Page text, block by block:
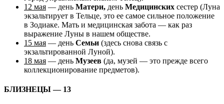
12 мая — день Матери, день Медицинских сестер (Луна
экзальтирует в Тельце, это ее самое сильное положение
в Зодиаке. Мать и медицинская забота — как раз
выражение Луны в нашем обществе.
15 мая — день Семьи (здесь снова связь с
экзальтированной Луной).
18 мая — день Музеев (да, музей — это прежде всего
коллекционирование предметов).
БЛИЗНЕЦЫ — 13